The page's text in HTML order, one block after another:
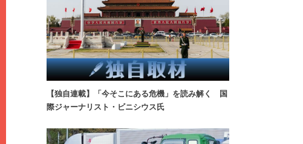
【独自連載】「今そこにある危機」を読み解く 国
際ジャーナリスト・ビニシウス氏